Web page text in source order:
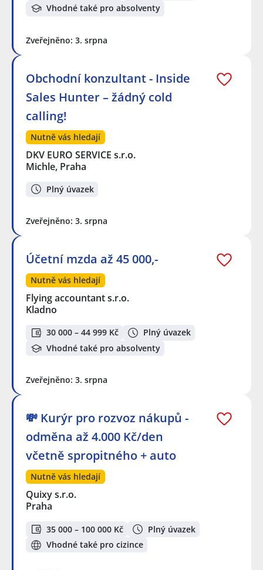
Vhodné také pro absolventy
Zveřejněno: 3. srpna
Obchodní konzultant - Inside
Sales Hunter – žádný cold
calling!
Nutně vás hledají
DKV EURO SERVICE s.r.o.
Michle, Praha
Plný úvazek
Zveřejněno: 3. srpna
Účetní mzda až 45 000,-
Nutně vás hledají
Flying accountant s.r.o.
Kladno
30 000 – 44 999 Kč
Plný úvazek
Vhodné také pro absolventy
Zveřejněno: 3. srpna
💸 Kurýr pro rozvoz nákupů -
odměna až 4.000 Kč/den
včetně spropitného + auto
Nutně vás hledají
Quixy s.r.o.
Praha
35 000 – 100 000 Kč
Plný úvazek
Vhodné také pro cizince